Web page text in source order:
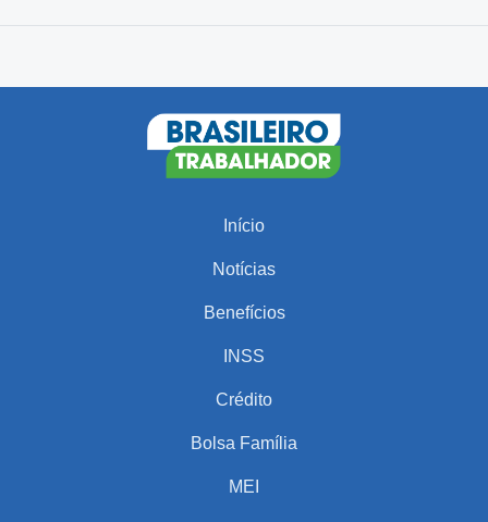
Início
Notícias
Benefícios
INSS
Crédito
Bolsa Família
MEI